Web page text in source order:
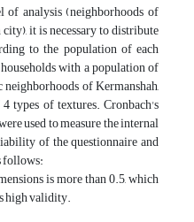
analysis (neighborhoods of
it is necessary to distribute
to the population of each
with a population of
of Kermanshah,
types of textures. Cronbach's
used to measure the internal
of the questionnaire and
follows:
is more than 0.5, which
high validity.